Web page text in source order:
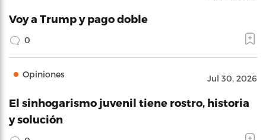
Voy a Trump y pago doble
0
Opiniones Jul 30, 2026
El sinhogarismo juvenil tiene rostro, historia
y solución